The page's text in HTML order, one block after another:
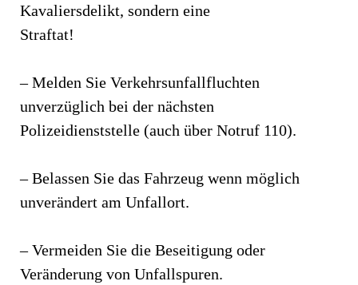
Kavaliersdelikt, sondern eine
Straftat!
– Melden Sie Verkehrsunfallfluchten
unverzüglich bei der nächsten
Polizeidienststelle (auch über Notruf 110).
– Belassen Sie das Fahrzeug wenn möglich
unverändert am Unfallort.
– Vermeiden Sie die Beseitigung oder
Veränderung von Unfallspuren.